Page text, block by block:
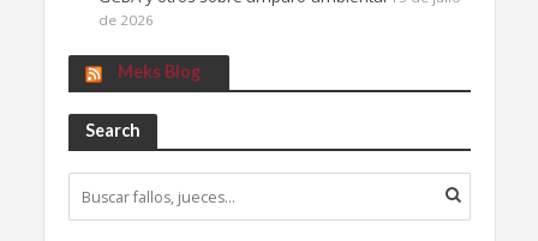
de 2026
Meks Blog
Search